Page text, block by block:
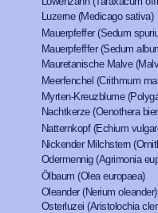
Luzerne (Medicago sativa)
Mauerpfeffer (Sedum
Mauerpfefffer (Sedum
Mauretanische Malve
Meerfenchel (Crithmum
Myrten-Kreuzblume
Nachtkerze (Oenothera
Natternkopf (Echium
Nickender Milchstern
Odermennig (Agrimonia
Ölbaum (Olea europaea)
Oleander (Nerium oleander)
Osterluzei (Aristolochia